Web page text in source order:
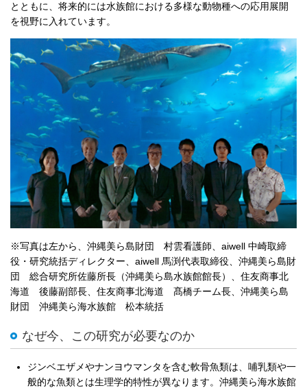
とともに、将来的には水族館における多様な動物種への応用展開
を視野に入れています。
※写真は左から、沖縄美ら島財団 村雲看護師、aiwell 中崎取締
役・研究統括ディレクター、aiwell 馬渕代表取締役、沖縄美ら島財
団 総合研究所佐藤所長（沖縄美ら島水族館館長）、住友商事北
海道 後藤副部長、住友商事北海道 髙橋チーム長、沖縄美ら島
財団 沖縄美ら海水族館 松本統括
なぜ今、この研究が必要なのか
ジンベエザメやナンヨウマンタを含む軟骨魚類は、哺乳類や一
般的な魚類とは生理学的特性が異なります。沖縄美ら海水族館